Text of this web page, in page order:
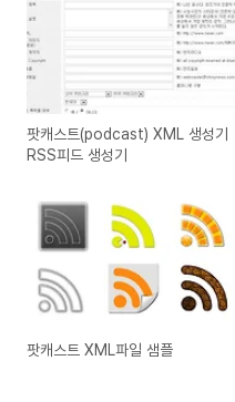
팟캐스트(podcast) XML 생성기
RSS피드 생성기
팟캐스트 XML파일 샘플